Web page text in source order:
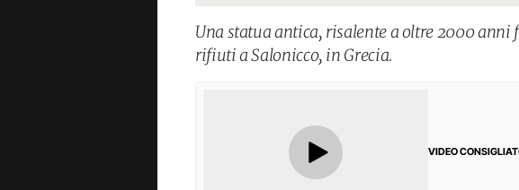
Una statua antica, risalente a oltre 2000 anni
rifiuti a Salonicco, in Grecia.
VIDEO